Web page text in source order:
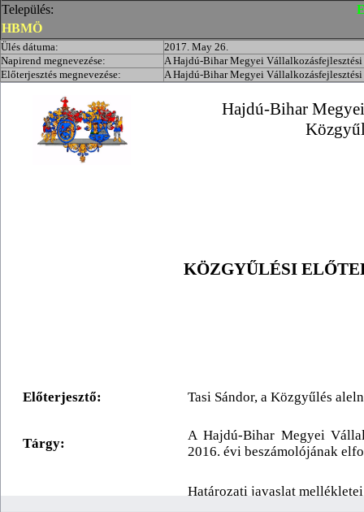
Település:
HBMÖ
Ülés dátuma:
2017. May 26.
Napirend megnevezése:
A Hajdú-Bihar Megyei
Előterjesztés megnevezése:
A Hajdú-Bihar Megyei